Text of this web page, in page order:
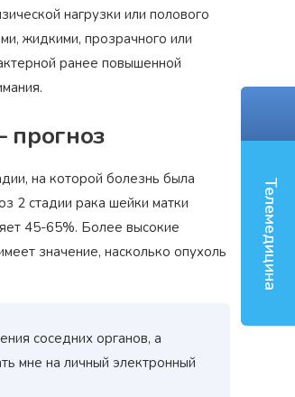
нагрузки или полового
жидкими, прозрачного или
ранее повышенной
прогноз
на которой болезнь была
2 стадии рака шейки матки
45-65%. Более высокие
значение, насколько опухоль
соседних органов, а
мне на личный электронный
Телемедицина